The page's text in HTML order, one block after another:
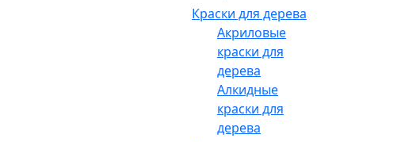
Краски для дерева
Акриловые
краски для
дерева
Алкидные
краски для
дерева